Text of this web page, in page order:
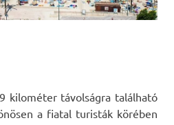
kilométer távolságra található
a fiatal turisták körében